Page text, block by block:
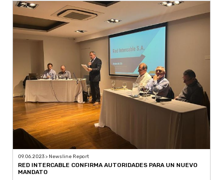
09.06.2023 > Newsline Report
RED INTERCABLE CONFIRMA AUTORIDADES PARA UN NUEVO
MANDATO